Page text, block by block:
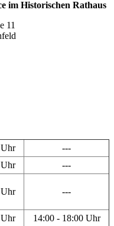
im Historischen Rathaus
11
---
---
---
14:00 - 18:00 Uhr